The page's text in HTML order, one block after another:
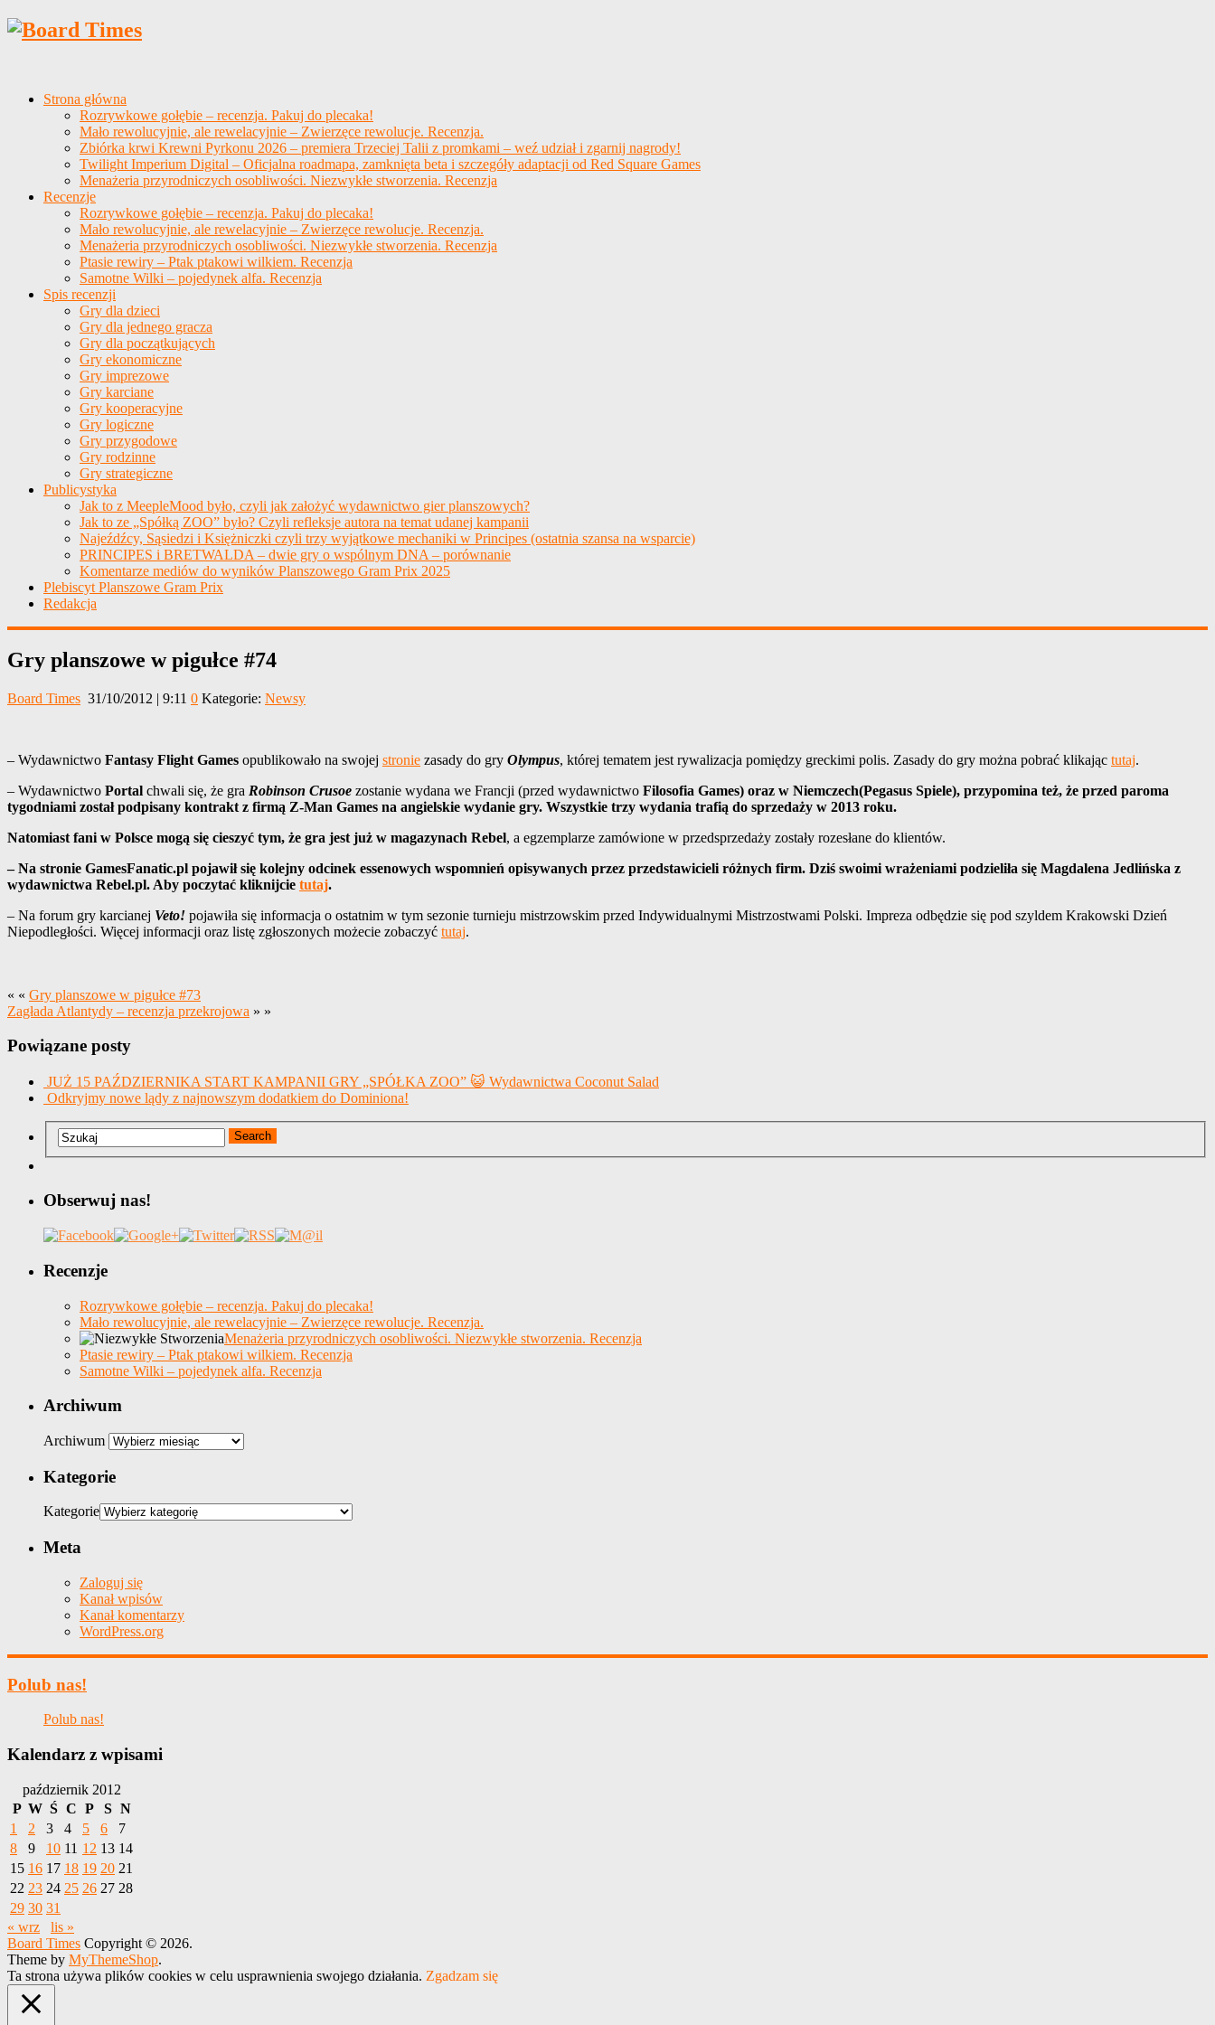
Strona główna
Rozrywkowe gołębie – recenzja. Pakuj do plecaka!
Mało rewolucyjnie, ale rewelacyjnie – Zwierzęce rewolucje. Recenzja.
Zbiórka krwi Krewni Pyrkonu 2026 – premiera Trzeciej Talii z promkami – weź udział i zgarnij nagrody!
Twilight Imperium Digital – Oficjalna roadmapa, zamknięta beta i szczegóły adaptacji od Red Square Games
Menażeria przyrodniczych osobliwości. Niezwykłe stworzenia. Recenzja
Recenzje
Rozrywkowe gołębie – recenzja. Pakuj do plecaka!
Mało rewolucyjnie, ale rewelacyjnie – Zwierzęce rewolucje. Recenzja.
Menażeria przyrodniczych osobliwości. Niezwykłe stworzenia. Recenzja
Ptasie rewiry – Ptak ptakowi wilkiem. Recenzja
Samotne Wilki – pojedynek alfa. Recenzja
Spis recenzji
Gry dla dzieci
Gry dla jednego gracza
Gry dla początkujących
Gry ekonomiczne
Gry imprezowe
Gry karciane
Gry kooperacyjne
Gry logiczne
Gry przygodowe
Gry rodzinne
Gry strategiczne
Publicystyka
Jak to z MeepleMood było, czyli jak założyć wydawnictwo gier planszowych?
Jak to ze „Spółką ZOO” było? Czyli refleksje autora na temat udanej kampanii
Najeźdźcy, Sąsiedzi i Księżniczki czyli trzy wyjątkowe mechaniki w Principes (ostatnia szansa na wsparcie)
PRINCIPES i BRETWALDA – dwie gry o wspólnym DNA – porównanie
Komentarze mediów do wyników Planszowego Gram Prix 2025
Plebiscyt Planszowe Gram Prix
Redakcja
Gry planszowe w pigułce #74
Board Times 31/10/2012 | 9:11 0 Kategorie: Newsy
– Wydawnictwo Fantasy Flight Games opublikowało na swojej stronie zasady do gry Olympus, której tematem jest rywalizacja pomiędzy greckimi polis. Zasady do gry można pobrać klikając tutaj.
– Wydawnictwo Portal chwali się, że gra Robinson Crusoe zostanie wydana we Francji (przed wydawnictwo Filosofia Games) oraz w Niemczech(Pegasus Spiele), przypomina też, że przed paroma
tygodniami został podpisany kontrakt z firmą Z-Man Games na angielskie wydanie gry. Wszystkie trzy wydania trafią do sprzedaży w 2013 roku.
Natomiast fani w Polsce mogą się cieszyć tym, że gra jest już w magazynach Rebel, a egzemplarze zamówione w przedsprzedaży zostały rozesłane do klientów.
– Na stronie GamesFanatic.pl pojawił się kolejny odcinek essenowych wspomnień opisywanych przez przedstawicieli różnych firm. Dziś swoimi wrażeniami podzieliła się Magdalena Jedlińska z
wydawnictwa Rebel.pl. Aby poczytać kliknijcie tutaj.
– Na forum gry karcianej Veto! pojawiła się informacja o ostatnim w tym sezonie turnieju mistrzowskim przed Indywidualnymi Mistrzostwami Polski. Impreza odbędzie się pod szyldem Krakowski Dzień
Niepodległości. Więcej informacji oraz listę zgłoszonych możecie zobaczyć tutaj.
« « Gry planszowe w pigułce #73
Zagłada Atlantydy – recenzja przekrojowa » »
Powiązane posty
JUŻ 15 PAŹDZIERNIKA START KAMPANII GRY „SPÓŁKA ZOO” 😺 Wydawnictwa Coconut Salad
Odkryjmy nowe lądy z najnowszym dodatkiem do Dominiona!
Obserwuj nas!
Recenzje
Rozrywkowe gołębie – recenzja. Pakuj do plecaka!
Mało rewolucyjnie, ale rewelacyjnie – Zwierzęce rewolucje. Recenzja.
Menażeria przyrodniczych osobliwości. Niezwykłe stworzenia. Recenzja
Ptasie rewiry – Ptak ptakowi wilkiem. Recenzja
Samotne Wilki – pojedynek alfa. Recenzja
Archiwum
Archiwum
Kategorie
Kategorie
Meta
Zaloguj się
Kanał wpisów
Kanał komentarzy
WordPress.org
Polub nas!
Polub nas!
Kalendarz z wpisami
październik 2012
P W Ś C P S N
1
2 3 4 5 6
7
8
9 10 11 12 13 14
15 16 17 18 19 20 21
22 23 24 25 26 27 28
29 30 31
« wrz
lis »
Board Times Copyright © 2026.
Theme by MyThemeShop.
Ta strona używa plików cookies w celu usprawnienia swojego działania. Zgadzam się